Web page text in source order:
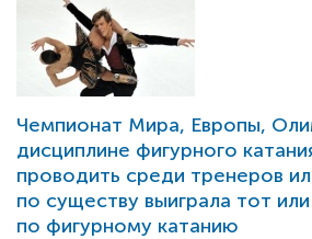
Чемпионат Мира, Европы,
дисциплине фигурного
проводить среди тренеров
по существу выиграла тот
по фигурному катанию